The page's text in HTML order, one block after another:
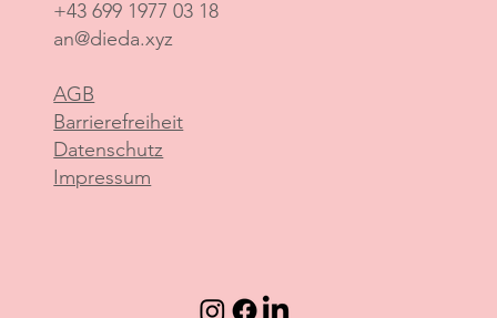
+43 699 1977 03 18
an@dieda.xyz
AGB
Barrierefreiheit
Datenschutz
Impressum